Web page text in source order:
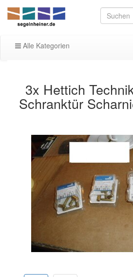
Alle Kategorien
3x Hettich
Schranktür